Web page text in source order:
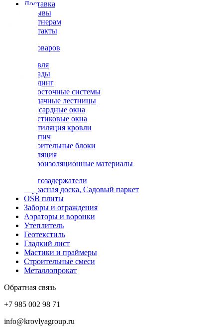
Доставка
Отзывы
Партнерам
Контакты
Каталог товаров
Кровля
Фасады
Сайдинг
Водосточные системы
Чердачные лестницы
Мансардные окна
Пластиковые окна
Вентиляция кровли
Кирпич
Строительные блоки
Изоляция
Гидроизоляционные материалы
Снегозадержатели
Террасная доска, Садовый паркет
OSB плиты
Заборы и ограждения
Аэраторы и воронки
Утеплитель
Геотекстиль
Гладкий лист
Мастики и праймеры
Строительные смеси
Металлопрокат
Обратная связь
+7 985 002 98 71
info@krovlyagroup.ru